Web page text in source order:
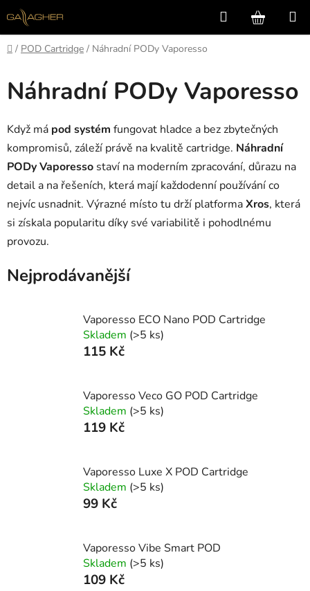
Přejít
na
obsah
Hledat
KOŠÍK
Domů
/ POD Cartridge / Náhradní PODy Vaporesso
Náhradní PODy Vaporesso
Když má pod systém fungovat hladce a bez zbytečných
kompromisů, záleží právě na kvalitě cartridge. Náhradní
PODy Vaporesso staví na moderním zpracování, důrazu na
detail a na řešeních, která mají každodenní používání co
nejvíc usnadnit. Výrazné místo tu drží platformaXros, která
si získala popularitu díky své variabilitě i pohodlnému
provozu.
Nejprodávanější
Vaporesso ECO Nano POD Cartridge
Skladem (>5 ks)
115 Kč
Vaporesso Veco GO POD Cartridge
Skladem (>5 ks)
119 Kč
Vaporesso Luxe X POD Cartridge
Skladem (>5 ks)
99 Kč
Vaporesso Vibe Smart POD
Skladem (>5 ks)
109 Kč